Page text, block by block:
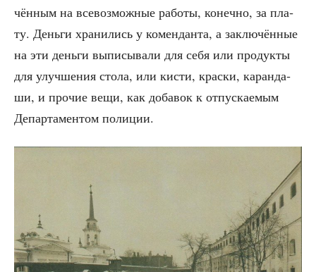
чён­ным на все­воз­мож­ные рабо­ты, конеч­но, за пла­
ту. День­ги хра­ни­лись у комен­дан­та, а заклю­чён­ные
на эти день­ги выпи­сы­ва­ли для себя или про­дук­ты
для улуч­ше­ния сто­ла, или кисти, крас­ки, каран­да­
ши, и про­чие вещи, как доба­вок к отпус­ка­е­мым
Депар­та­мен­том полиции.